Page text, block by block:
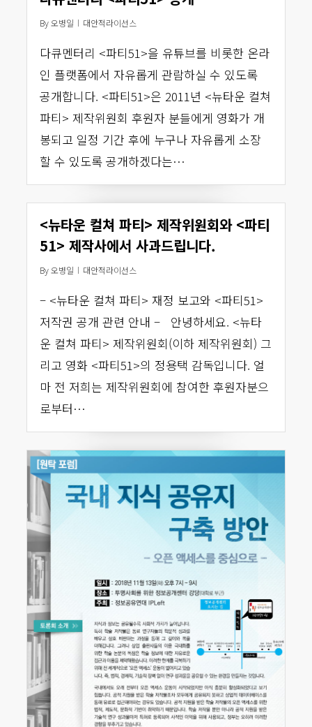
By 오병일 대안적라이선스
다큐멘터리 <파티51>을 유튜브를 비롯한 온라
인 플랫폼에서 자유롭게 관람하실 수 있도록
공개합니다. <파티51>은 2011년 <뉴타운 컬쳐
파티> 제작위원회 후원자 분들에게 영화가 개
봉되고 일정 기간 후에 누구나 자유롭게 소장
할 수 있도록 공개하겠다는…
<뉴타운 컬쳐 파티> 제작위원회와 <파티
51> 제작사에서 사과드립니다.
By 오병일 대안적라이선스
– <뉴타운 컬쳐 파티> 재정 보고와 <파티51>
저작권 공개 관련 안내 – 안녕하세요. <뉴타
운 컬쳐 파티> 제작위원회(이하 제작위원회) 그
리고 영화 <파티51>의 정용택 감독입니다. 얼
마 전 저희는 제작위원회에 참여한 후원자분으
로부터…